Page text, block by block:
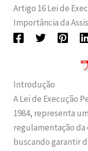
Artigo 16 Lei de
Importância da
Introdução
A Lei de Execução
1984, representa
regulamentação da
buscando garantir